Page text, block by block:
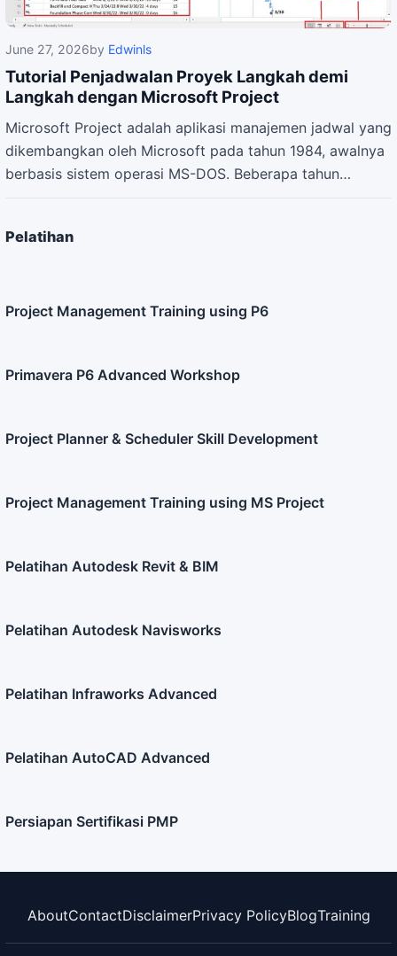
June 27, 2026by Edwinls
Tutorial Penjadwalan Proyek Langkah demi
Langkah dengan Microsoft Project
Microsoft Project adalah aplikasi manajemen jadwal yang
dikembangkan oleh Microsoft pada tahun 1984, awalnya
berbasis sistem operasi MS-DOS. Beberapa tahun…
Pelatihan
Project Management Training using P6
Primavera P6 Advanced Workshop
Project Planner & Scheduler Skill Development
Project Management Training using MS Project
Pelatihan Autodesk Revit & BIM
Pelatihan Autodesk Navisworks
Pelatihan Infraworks Advanced
Pelatihan AutoCAD Advanced
Persiapan Sertifikasi PMP
AboutContactDisclaimerPrivacy PolicyBlogTraining